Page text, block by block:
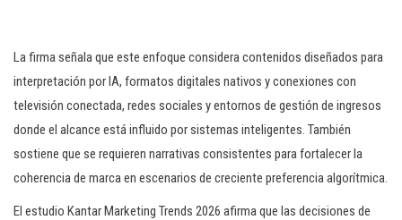
La firma señala que este enfoque considera contenidos diseñados para
interpretación por IA, formatos digitales nativos y conexiones con
televisión conectada, redes sociales y entornos de gestión de ingresos
donde el alcance está influido por sistemas inteligentes. También
sostiene que se requieren narrativas consistentes para fortalecer la
coherencia de marca en escenarios de creciente preferencia algorítmica.
El estudio Kantar Marketing Trends 2026 afirma que las decisiones de